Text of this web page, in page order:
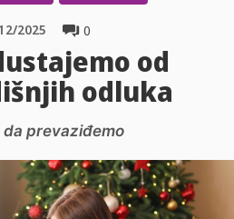
0
2025
od
odluka
da prevaziđemo